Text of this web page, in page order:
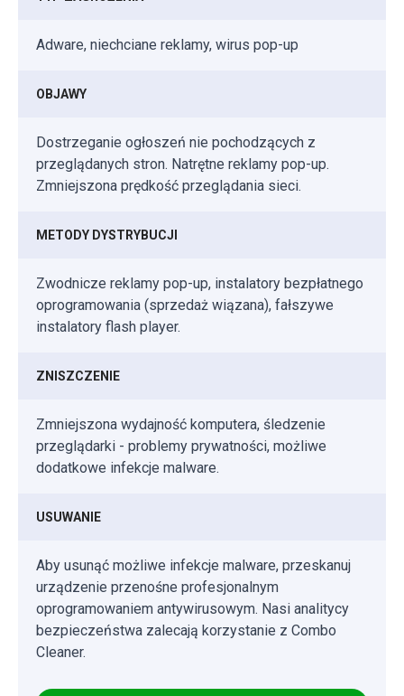
Adware, niechciane reklamy, wirus pop-up
OBJAWY
Dostrzeganie ogłoszeń nie pochodzących z
przeglądanych stron. Natrętne reklamy pop-up.
Zmniejszona prędkość przeglądania sieci.
METODY DYSTRYBUCJI
Zwodnicze reklamy pop-up, instalatory bezpłatnego
oprogramowania (sprzedaż wiązana), fałszywe
instalatory flash player.
ZNISZCZENIE
Zmniejszona wydajność komputera, śledzenie
przeglądarki - problemy prywatności, możliwe
dodatkowe infekcje malware.
USUWANIE
Aby usunąć możliwe infekcje malware, przeskanuj
urządzenie przenośne profesjonalnym
oprogramowaniem antywirusowym. Nasi analitycy
bezpieczeństwa zalecają korzystanie z Combo
Cleaner.